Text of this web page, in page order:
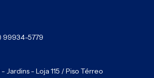
99934-5779
Jardins - Loja 115 / Piso Térreo